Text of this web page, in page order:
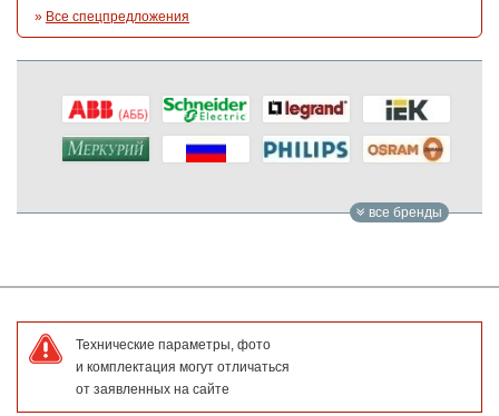
» Все спецпредложения
все бренды
Технические параметры, фото
и комплектация могут отличаться
от заявленных на сайте